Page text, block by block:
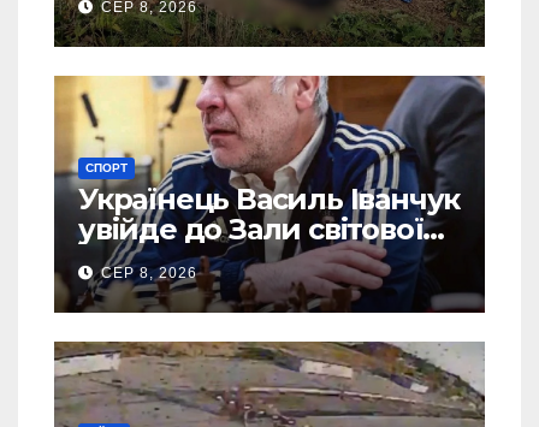
СЕР 8, 2026
СПОРТ
Українець Василь Іванчук
увійде до Зали світової
шахової слави
СЕР 8, 2026